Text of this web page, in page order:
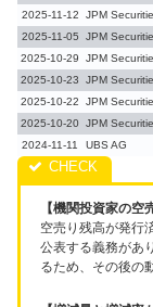
2025-11-12
JPM
2025-11-05
JPM
2025-10-29
JPM
2025-10-23
JPM
2025-10-22
JPM
2025-10-20 JPM
2024-11-11
UBS AG
【機関投資家の空
空売り残高が発行
公表する義務があ
るため、その後の